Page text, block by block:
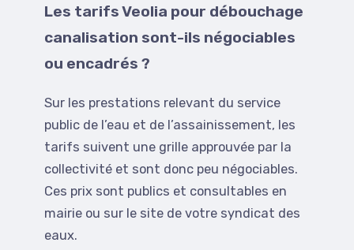
Les tarifs Veolia pour débouchage
canalisation sont-ils négociables
ou encadrés ?
Sur les prestations relevant du service
public de l’eau et de l’assainissement, les
tarifs suivent une grille approuvée par la
collectivité et sont donc peu négociables.
Ces prix sont publics et consultables en
mairie ou sur le site de votre syndicat des
eaux.